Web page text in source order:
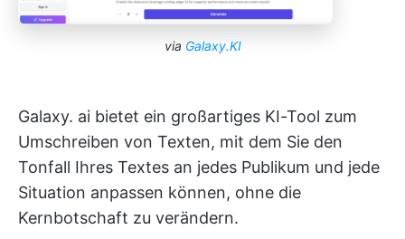
via Galaxy.KI
Galaxy. ai bietet ein großartiges KI-Tool zum
Umschreiben von Texten, mit dem Sie den
Tonfall Ihres Textes an jedes Publikum und jede
Situation anpassen können, ohne die
Kernbotschaft zu verändern.